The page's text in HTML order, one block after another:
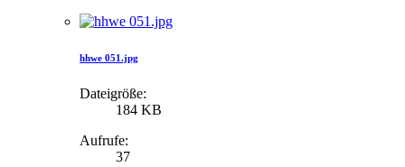
hhwe 051.jpg
Dateigröße:
184 KB
Aufrufe:
37